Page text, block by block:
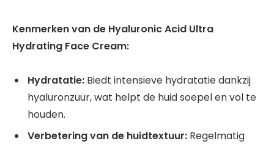
Kenmerken van de Hyaluronic Acid Ultra
Hydrating Face Cream:
Hydratatie: Biedt intensieve hydratatie dankzij
hyaluronzuur, wat helpt de huid soepel en vol te
houden.
Verbetering van de huidtextuur: Regelmatig